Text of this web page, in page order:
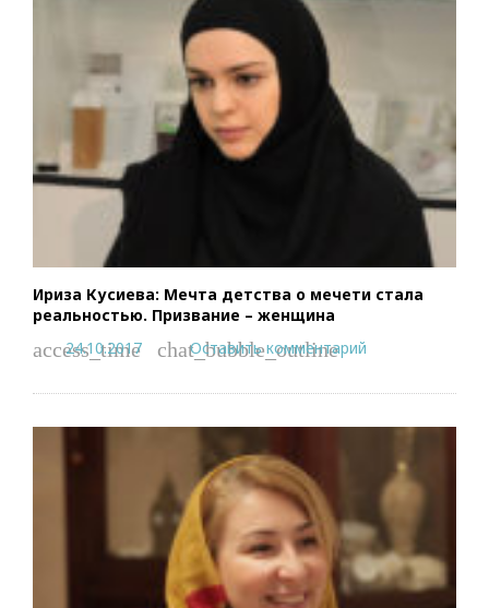
Ириза Кусиева: Мечта детства о мечети стала
реальностью. Призвание – женщина
access_time
24.10.2017 chat_bubble_outline
Оставить комментарий